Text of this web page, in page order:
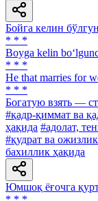
Бойга келин
* * *
Boyga kelin
* * *
Не that marries for
* * *
Богатую взять —
#қадр-қиммат ва
ҳақида #адолат,
#қудрат ва
бахиллик ҳақида
Юмшоқ ёғочга